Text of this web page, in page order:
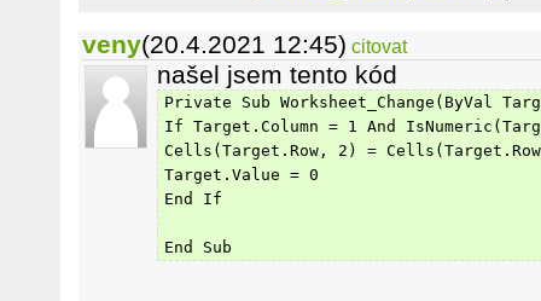
veny(20.4.2021 12:45) citovat
našel jsem tento kód
Private Sub Worksheet_Change(ByVal
If Target.Column = 1 And
Cells(Target.Row, 2) =
Target.Value = 0
End If
End Sub